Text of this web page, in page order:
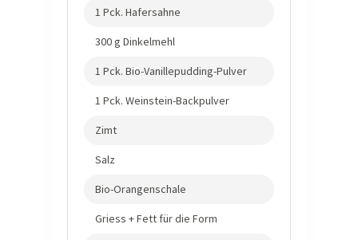
1 Pck. Hafersahne
300 g Dinkelmehl
1 Pck. Bio-Vanillepudding-Pulver
1 Pck. Weinstein-Backpulver
Zimt
Salz
Bio-Orangenschale
Griess + Fett für die Form